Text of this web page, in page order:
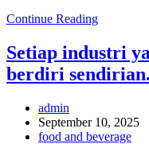
Continue ReadingSumatraa
Hari
Negara
Fiesta
2025
Setiap industri
berdiri sendirian.
Post
author:
admin
Post
published:
September 10, 2025
Post
food and beverage